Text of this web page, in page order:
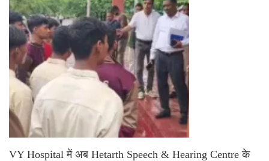
VY Hospital में अब Hetarth Speech & Hearing Centre के